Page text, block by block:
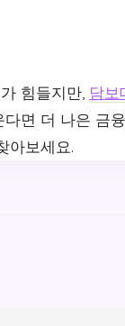
힘들지만, 담보
면 더 나은 금
아보세요.